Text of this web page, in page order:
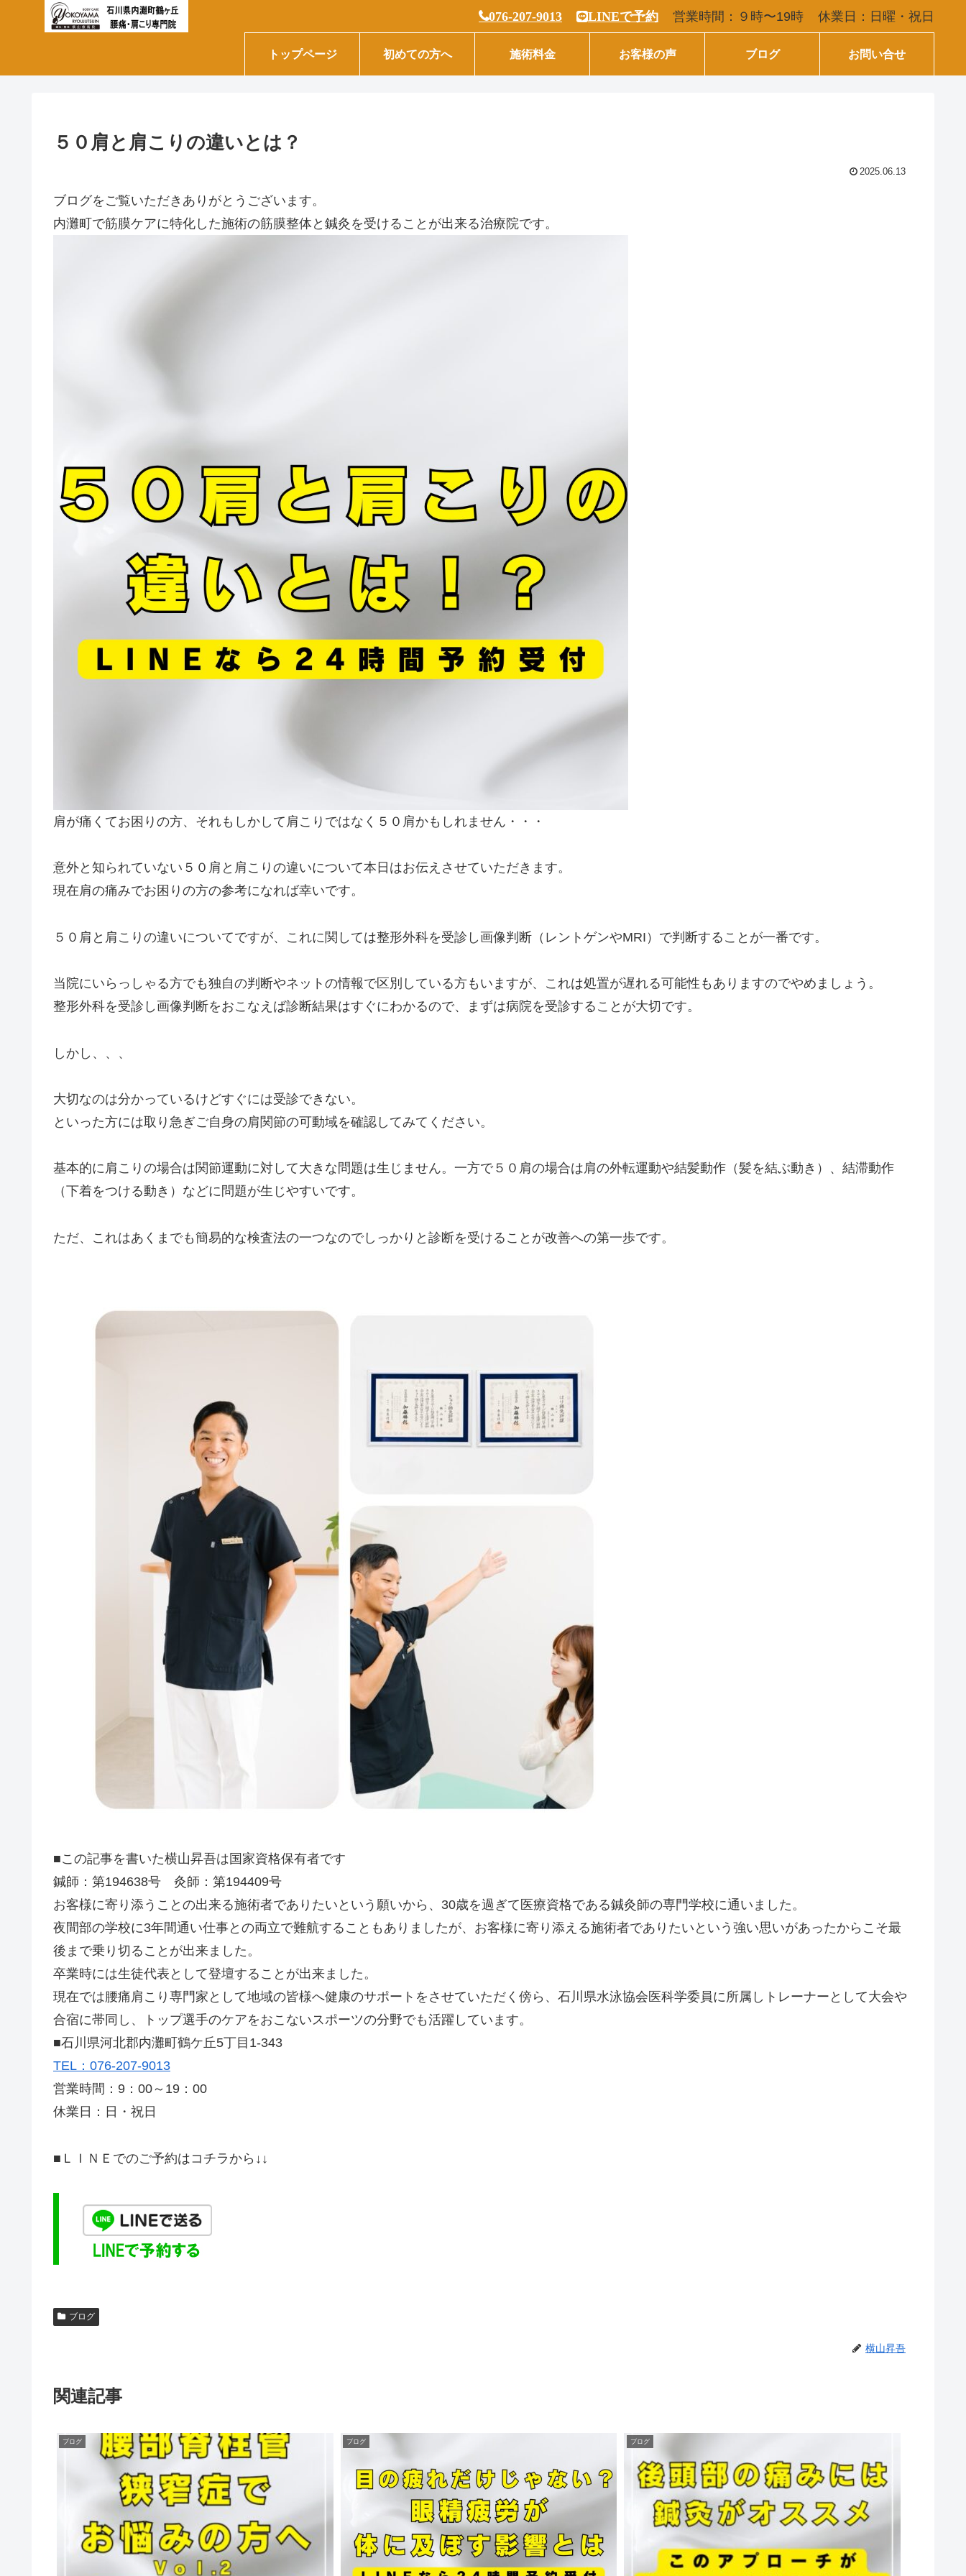
076-207-9013 LINEで予約 営業時間：９時〜19時 休業日：日曜・祝日
トップページ 初めての方へ 施術料金 お客様の声 ブログ お問い合せ
５０肩と肩こりの違いとは？
2025.06.13
ブログをご覧いただきありがとうございます。
内灘町で筋膜ケアに特化した施術の筋膜整体と鍼灸を受けることが出来る治療院です。
肩が痛くてお困りの方、それもしかして肩こりではなく５０肩かもしれません・・・
意外と知られていない５０肩と肩こりの違いについて本日はお伝えさせていただきます。
現在肩の痛みでお困りの方の参考になれば幸いです。
５０肩と肩こりの違いについてですが、これに関しては整形外科を受診し画像判断（レントゲンやMRI）で判断することが一番です。
当院にいらっしゃる方でも独自の判断やネットの情報で区別している方もいますが、これは処置が遅れる可能性もありますのでやめましょう。
整形外科を受診し画像判断をおこなえば診断結果はすぐにわかるので、まずは病院を受診することが大切です。
しかし、、、
大切なのは分かっているけどすぐには受診できない。
といった方には取り急ぎご自身の肩関節の可動域を確認してみてください。
基本的に肩こりの場合は関節運動に対して大きな問題は生じません。一方で５０肩の場合は肩の外転運動や結髪動作（髪を結ぶ動き）、結滞動作
（下着をつける動き）などに問題が生じやすいです。
ただ、これはあくまでも簡易的な検査法の一つなのでしっかりと診断を受けることが改善への第一歩です。
■この記事を書いた横山昇吾は国家資格保有者です
鍼師：第194638号 灸師：第194409号
お客様に寄り添うことの出来る施術者でありたいという願いから、30歳を過ぎて医療資格である鍼灸師の専門学校に通いました。
夜間部の学校に3年間通い仕事との両立で難航することもありましたが、お客様に寄り添える施術者でありたいという強い思いがあったからこそ最
後まで乗り切ることが出来ました。
卒業時には生徒代表として登壇することが出来ました。
現在では腰痛肩こり専門家として地域の皆様へ健康のサポートをさせていただく傍ら、石川県水泳協会医科学委員に所属しトレーナーとして大会や
合宿に帯同し、トップ選手のケアをおこないスポーツの分野でも活躍しています。
■石川県河北郡内灘町鶴ケ丘5丁目1-343
TEL：076-207-9013
営業時間：9：00～19：00
休業日：日・祝日
■ＬＩＮＥでのご予約はコチラから↓↓
ブログ
横山昇吾
関連記事
ブログ ブログ ブログ